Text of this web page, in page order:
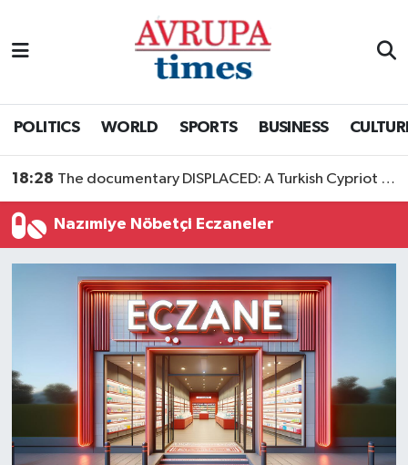
POLITICS WORLD SPORTS BUSINESS
18:28 The documentary DISPLACED: A Turkish Cypriot Story is now available to watch
Nazımiye Nöbetçi Eczaneler
Nöbetçi Eczaneler
Tüm Manşetler
Son Dakika Haberleri
Haber Arşivi